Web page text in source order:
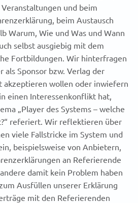
und beim
beim Austausch
Warum, Wie und Was und Wann
selbst ausgiebig mit dem
Fortbildungen. Wir hinterfragen
als Sponsor bzw. Verlag der
akzeptieren wollen oder inwiefern
einen Interessenkonflikt hat,
„Player des Systems – welche
referiert. Wir reflektieren über
viele Fallstricke im System und
beispielsweise von Anbietern,
an Referierende
damit kein Problem haben
Ausfüllen unserer Erklärung
mit den Referierenden